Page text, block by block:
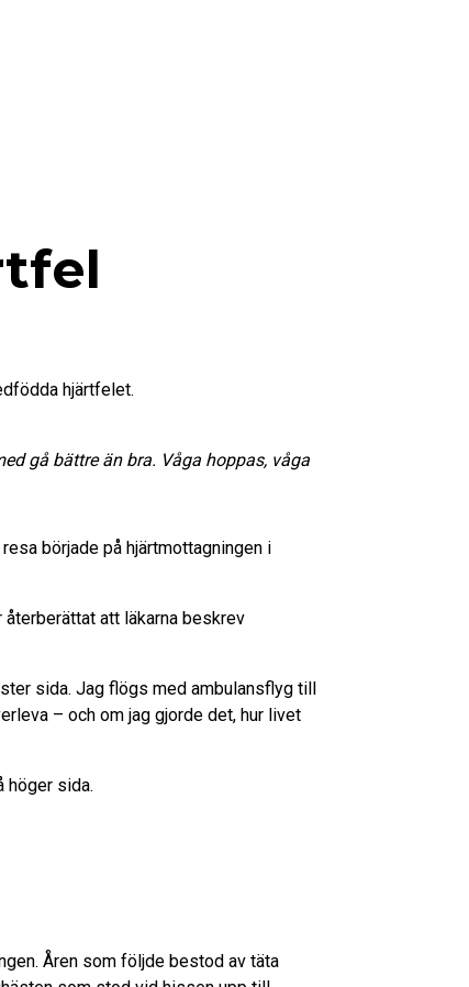
hjärtfelet.
gå bättre än bra. Våga hoppas, våga
började på hjärtmottagningen i
att läkarna beskrev
sida. Jag flögs med ambulansflyg till
– och om jag gjorde det, hur livet
höger sida.
Åren som följde bestod av täta